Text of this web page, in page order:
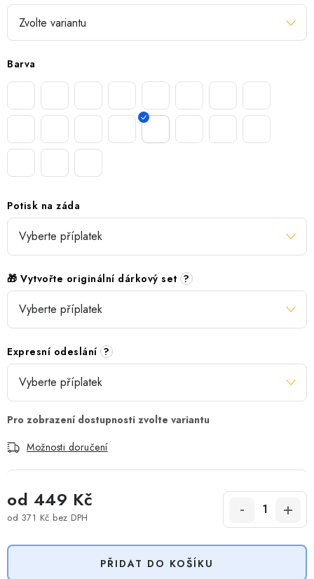
Barva
Potisk na záda
🎁 Vytvořte originální dárkový set ?
Expresní odeslání ?
Možnosti doručení
od 449 Kč
od 371 Kč bez DPH
PŘIDAT DO KOŠÍKU